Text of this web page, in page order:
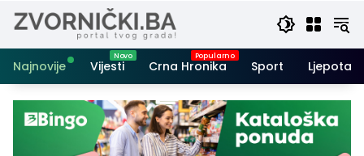
Najnovije Vijesti Crna Hronika Sport Ljepota i